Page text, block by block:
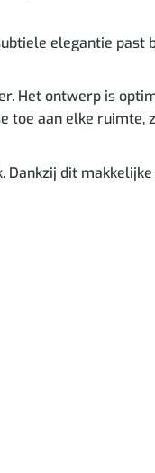
elegantie past
Het ontwerp is
toe aan elke ruimte,
Dankzij dit